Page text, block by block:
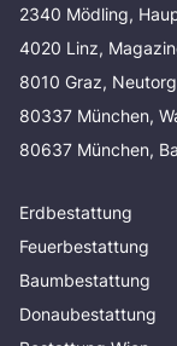
2340 Mödling,
4020 Linz,
8010 Graz,
80337 München,
80637 München,
Erdbestattung
Feuerbestattung
Baumbestattung
Donaubestattung